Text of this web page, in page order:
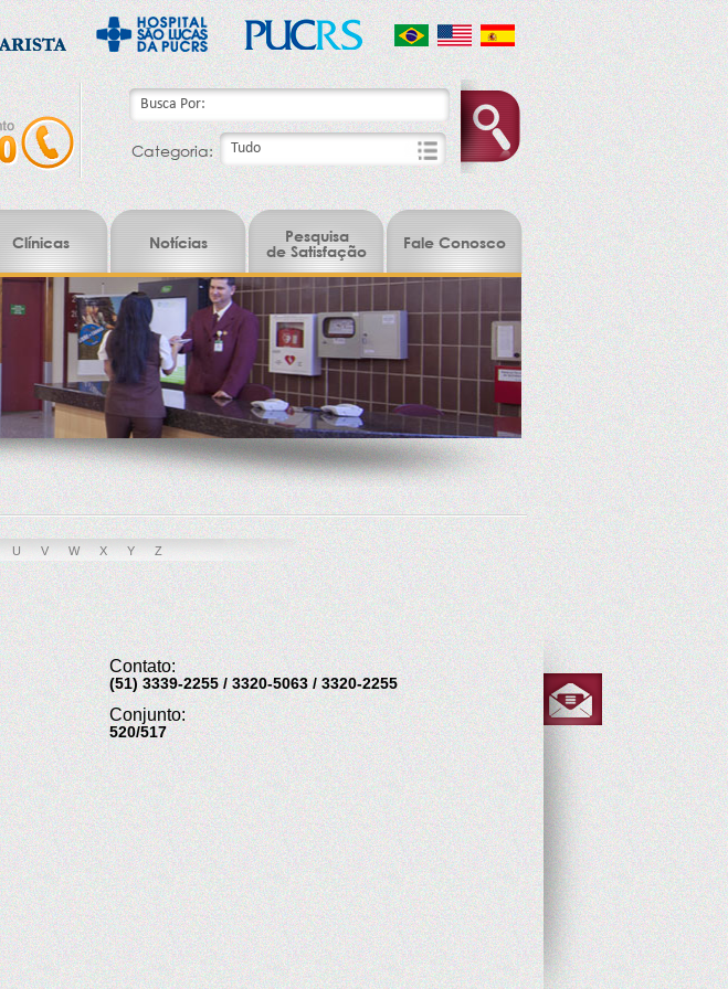
Categoria:
Clínicas Notícias
Pesquisa
de Satisfação
Fale Conosco
U V W X Y Z
Contato:
(51) 3339-2255 / 3320-5063 / 3320-2255
Conjunto:
520/517